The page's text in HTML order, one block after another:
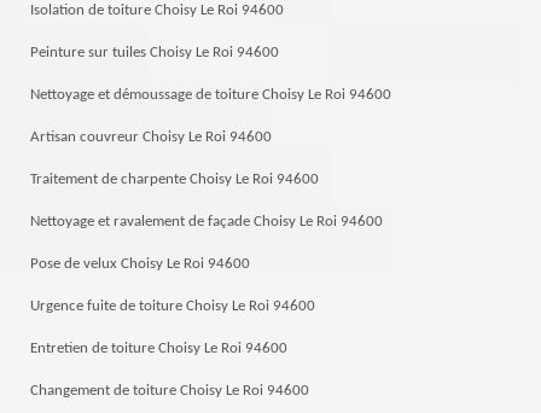
Isolation de toiture Choisy Le Roi 94600
Peinture sur tuiles Choisy Le Roi 94600
Nettoyage et démoussage de toiture Choisy Le Roi 94600
Artisan couvreur Choisy Le Roi 94600
Traitement de charpente Choisy Le Roi 94600
Nettoyage et ravalement de façade Choisy Le Roi 94600
Pose de velux Choisy Le Roi 94600
Urgence fuite de toiture Choisy Le Roi 94600
Entretien de toiture Choisy Le Roi 94600
Changement de toiture Choisy Le Roi 94600